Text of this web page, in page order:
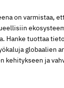
on varmistaa,
Hanke tuottaa
globaalien
kehitykseen ja